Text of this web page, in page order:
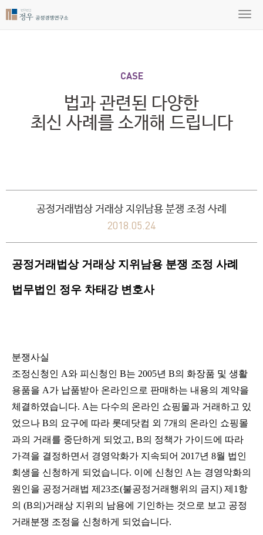
CASE
법과 관련된 다양한
최신 사례를 소개해 드립니다
공정거래법상 거래상 지위남용 분쟁 조정 사례
2018.05.24
​공정거래법상 거래상 지위남용 분쟁 조정 사례
법무법인 정우 차태강 변호사
분쟁사실
조정신청인 A와 피신청인 B는 2005년 B의 화장품 및 생활
용품을 A가 납품받아 온라인으로 판매하는 내용의 계약을
체결하였습니다. A는 다수의 온라인 쇼핑몰과 거래하고 있
었으나 B의 요구에 따라 롯데닷컴 외 7개의 온라인 쇼핑몰
과의 거래를 중단하게 되었고, B의 정책가 가이드에 따라
가격을 결정하면서 경영악화가 지속되어 2017년 8월 법인
회생을 신청하게 되었습니다. 이에 신청인 A는 경영악화의
원인을 공정거래법 제 23조(불공정거래행위의 금지 ) 제 1 항
의 (B의 )거래상 지위의 남용에 기인하는 것으로 보고 공정
거래분쟁 조정을 신청하게 되었습니다.